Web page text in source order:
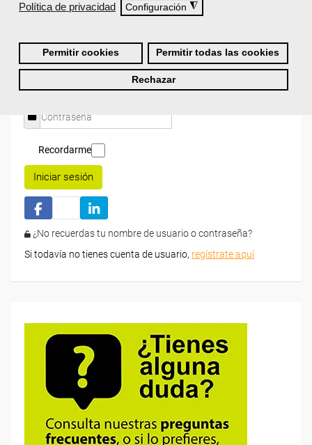
Política de privacidad
Configuración ◮
Permitir cookies Permitir todas las cookies
Rechazar
Inicia sesión:
sesión con Facebook, Google o LinkedIn:
Recordarme
Iniciar sesión
¿No recuerdas tu nombre de usuario o contraseña?
Si todavía no tienes cuenta de usuario, regístrate aquí